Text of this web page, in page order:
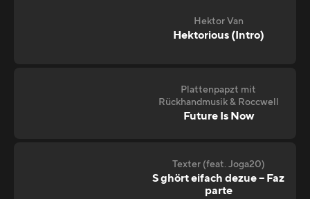
Hektor Van
Hektorious (Intro)
Plattenpapzt mit
Rückhandmusik & Roccwell
Future Is Now
Texter (feat. Joga20)
S ghört eifach dezue – Faz
parte